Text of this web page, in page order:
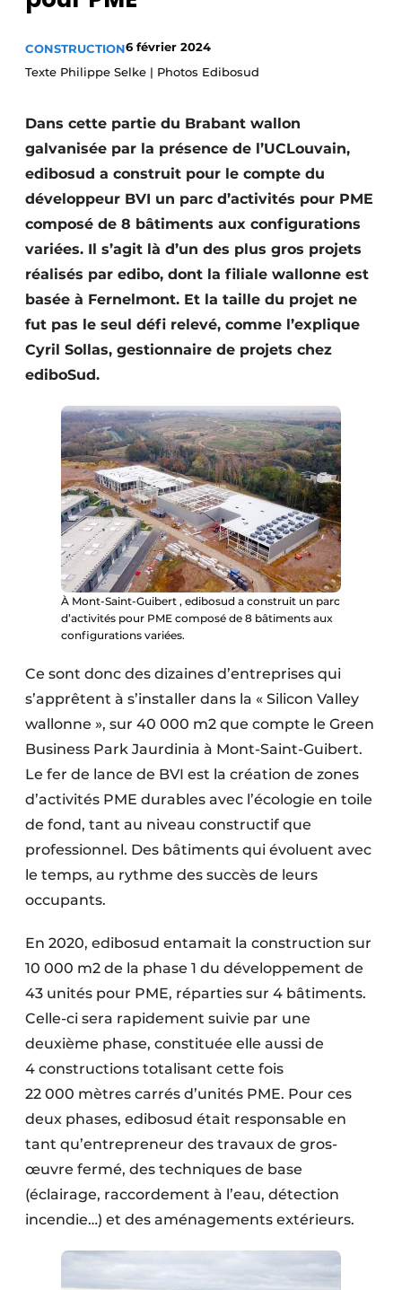
Video’s
Construction bois
Contrôle d’accès
Éclairage
Fondations
Façades
Géotextiles
Infrastructures souterraines et égouttage
Protection solaire
Rénovation
Sécurité incendie
Software
Techniques ferroviaires
Travaux ferroviaires
CONSTRUCTION6 février 2024
Texte Philippe Selke | Photos Edibosud
Dans cette partie du Brabant wallon
galvanisée par la présence de l’UCLouvain,
edibosud a construit pour le compte du
développeur BVI un parc d’activités pour PME
composé de 8 bâtiments aux configurations
variées. Il s’agit là d’un des plus gros projets
réalisés par edibo, dont la filiale wallonne est
basée à Fernelmont. Et la taille du projet ne
fut pas le seul défi relevé, comme l’explique
Cyril Sollas, gestionnaire de projets chez
ediboSud.
À Mont-Saint-Guibert , edibosud a construit un parc
d’activités pour PME composé de 8 bâtiments aux
configurations variées.
Ce sont donc des dizaines d’entreprises qui
s’apprêtent à s’installer dans la « Silicon Valley
wallonne », sur 40 000 m2 que compte le Green
Business Park Jaurdinia à Mont-Saint-Guibert.
Le fer de lance de BVI est la création de zones
d’activités PME durables avec l’écologie en toile
de fond, tant au niveau constructif que
professionnel. Des bâtiments qui évoluent avec
le temps, au rythme des succès de leurs
occupants.
En 2020, edibosud entamait la construction sur
10 000 m2 de la phase 1 du développement de
43 unités pour PME, réparties sur 4 bâtiments.
Celle-ci sera rapidement suivie par une
deuxième phase, constituée elle aussi de
4 constructions totalisant cette fois
22 000 mètres carrés d’unités PME. Pour ces
deux phases, edibosud était responsable en
tant qu’entrepreneur des travaux de gros-
œuvre fermé, des techniques de base
(éclairage, raccordement à l’eau, détection
incendie…) et des aménagements extérieurs.